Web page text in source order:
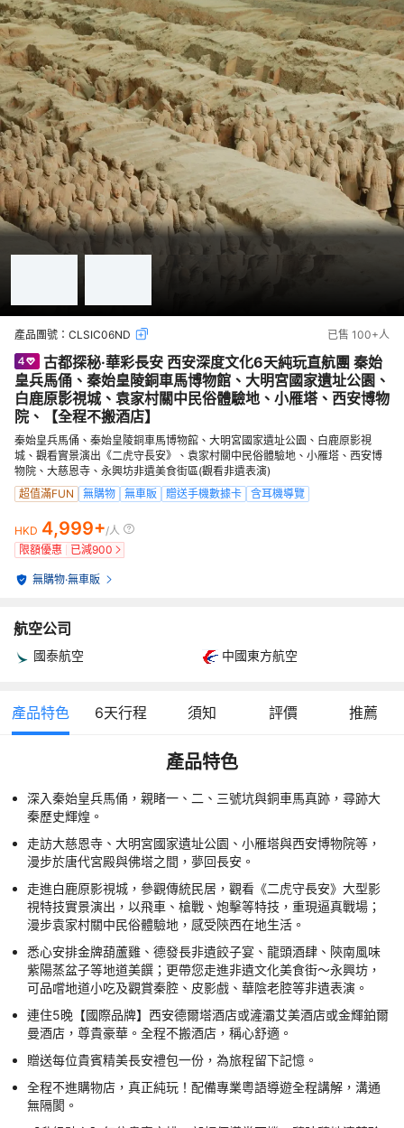
產品團號： CLSIC06ND 已售 100+人
古都探秘·華彩長安 西安深度文化6天純玩直航團 秦始
皇兵馬俑、秦始皇陵銅車馬博物館、大明宮國家遺址公園、
白鹿原影視城、袁家村關中民俗體驗地、小雁塔、西安博物
院、【全程不搬酒店】
秦始皇兵馬俑、秦始皇陵銅車馬博物館、大明宮國家遺址公園、白鹿原影視
城、觀看實景演出《二虎守長安》、袁家村關中民俗體驗地、小雁塔、西安博
物院、大慈恩寺、永興坊非遺美食街區(觀看非遺表演)
超值滿FUN
無購物 無車販 贈送手機數據卡 含耳機導覽
HKD 4,999+/人
限額優惠
已減900
無購物·無車販
航空公司
國泰航空 中國東方航空
產品特色 6天行程 須知 評價 推薦
產品特色
深入秦始皇兵馬俑，親睹一、二、三號坑與銅車馬真跡，尋跡大
秦歷史輝煌。
走訪大慈恩寺、大明宮國家遺址公園、小雁塔與西安博物院等，
漫步於唐代宮殿與佛塔之間，夢回長安。
走進白鹿原影視城，參觀傳統民居，觀看《二虎守長安》大型影
視特技實景演出，以飛車、槍戰、炮擊等特技，重現逼真戰場；
漫步袁家村關中民俗體驗地，感受陝西在地生活。
悉心安排金牌葫蘆雞、德發長非遺餃子宴、龍頭酒肆、陝南風味
紫陽蒸盆子等地道美饌；更帶您走進非遺文化美食街～永興坊，
可品嚐地道小吃及觀賞秦腔、皮影戲、華陰老腔等非遺表演。
連住5晚【國際品牌】西安德爾塔酒店或滻灞艾美酒店或金輝鉑爾
曼酒店，尊貴豪華。全程不搬酒店，稱心舒適。
贈送每位貴賓精美長安禮包一份，為旅程留下記憶。
全程不進購物店，真正純玩！配備專業粵語導遊全程講解，溝通
無隔閡。